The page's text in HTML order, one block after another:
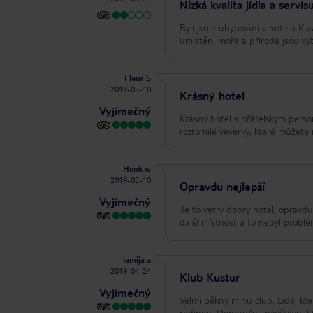
Nízká kvalita jídla a
Byli jsme ubytováni v hotelu
umístěn, moře a příroda jsou
Fleur S
2019-05-10
Vyjímečný
Krásný hotel
Krásný hotel s přátelským
roztomilé veverky, které
Henk w
2019-05-10
Vyjímečný
Opravdu nejlepší
Je to verry dobrý hotel,
další místnost a to nebyl
lamija a
2019-04-24
Vyjímečný
Klub Kustur
Velmi pěkný minu club. Lidé,